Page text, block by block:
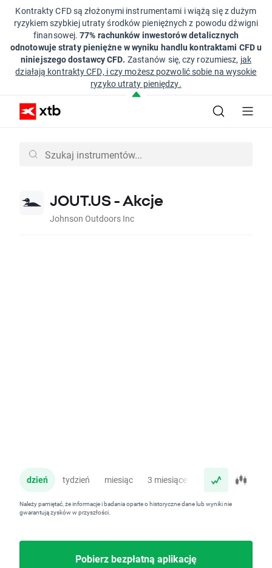
Kontrakty CFD są złożonymi instrumentami i wiążą się z dużym
ryzykiem szybkiej utraty środków pieniężnych z powodu dźwigni
finansowej.77% rachunków inwestorów detalicznych
odnotowuje straty pieniężne w wyniku handlu kontraktami CFD u
niniejszego dostawcy CFD. Zastanów się, czy rozumiesz, jak
działają kontrakty CFD, i czy możesz pozwolić sobie na wysokie
ryzyko utraty pieniędzy.
JOUT.US - Akcje
Johnson Outdoors Inc
dzień tydzień miesiąc 3 miesiące rok
Należy pamiętać, że informacje i badania oparte o historyczne dane lub wyniki nie
gwarantują zysków w przyszłości.
Pobierz bezpłatną aplikację